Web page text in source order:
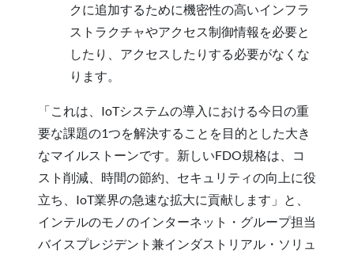
クに追加するために機密性の高いインフラ
ストラクチャやアクセス制御情報を必要と
したり、アクセスしたりする必要がなくな
ります。
「これは、IoTシステムの導入における今日の重
要な課題の1つを解決することを目的とした大き
なマイルストーンです。新しいFDO規格は、コ
スト削減、時間の節約、セキュリティの向上に役
立ち、IoT業界の急速な拡大に貢献します」と、
インテルのモノのインターネット・グループ担当
バイスプレジデント兼インダストリアル・ソリュ